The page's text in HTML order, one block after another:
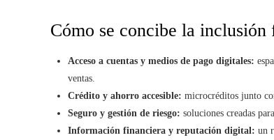
Cómo se concibe la
Acceso a cuentas y medios de pago digitales:
ventas.
Crédito y ahorro accesible: microcréditos junto
Seguro y gestión de riesgo: soluciones creadas
Información financiera y reputación digital: un